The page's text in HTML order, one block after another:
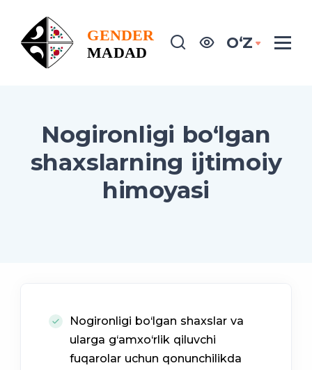
OʻZ
Nogironligi bo‘lgan
shaxslarning ijtimoiy
himoyasi
Nogironligi bo‘lgan shaxslar va
ularga g‘amxo‘rlik qiluvchi
fuqarolar uchun qonunchilikda